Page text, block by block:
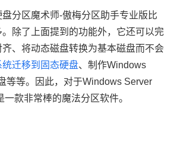
分区魔术师-傲梅分区助手专业版比
除了上面提到的功能外，它还可以完
、将动态磁盘转换为基本磁盘而不会
统迁移到固态硬盘、制作Windows
等等。因此，对于Windows Server
款非常棒的魔法分区软件。